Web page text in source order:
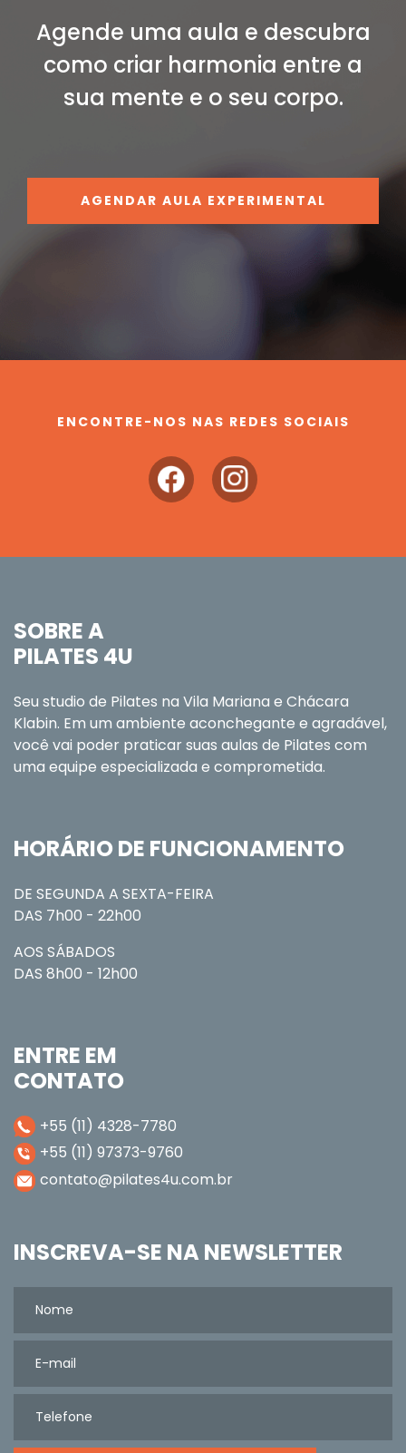
Agende uma aula e descubra
como criar harmonia entre a
sua mente e o seu corpo.
AGENDAR AULA EXPERIMENTAL
ENCONTRE-NOS NAS REDES SOCIAIS
SOBRE A
PILATES 4U
Seu studio de Pilates na Vila Mariana e Chácara
Klabin. Em um ambiente aconchegante e agradável,
você vai poder praticar suas aulas de Pilates com
uma equipe especializada e comprometida.
HORÁRIO DE FUNCIONAMENTO
DE SEGUNDA A SEXTA-FEIRA
DAS 7h00 - 22h00
AOS SÁBADOS
DAS 8h00 - 12h00
ENTRE EM
CONTATO
+55 (11) 4328-7780
+55 (11) 97373-9760
contato@pilates4u.com.br
INSCREVA-SE NA NEWSLETTER